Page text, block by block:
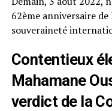
62ème anniversaire
souveraineté
Contentieux
Mahamane
verdict de la